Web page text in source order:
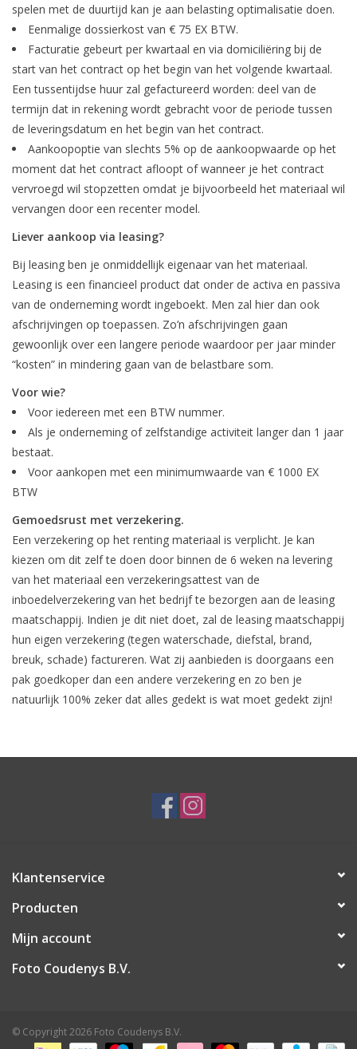
spelen met de duurtijd kan je aan belasting optimalisatie doen.
Eenmalige dossierkost van € 75 EX BTW.
Facturatie gebeurt per kwartaal en via domiciliëring bij de
start van het contract op het begin van het volgende kwartaal.
Een tussentijdse huur zal gefactureerd worden: deel van de
termijn dat in rekening wordt gebracht voor de periode tussen
de leveringsdatum en het begin van het contract.
Aankoopoptie van slechts 5% op de aankoopwaarde op het
moment dat het contract afloopt of wanneer je het contract
vervroegd wil stopzetten omdat je bijvoorbeeld het materiaal wil
vervangen door een recenter model.
Liever aankoop via leasing?
Bij leasing ben je onmiddellijk eigenaar van het materiaal.
Leasing is een financieel product dat onder de activa en passiva
van de onderneming wordt ingeboekt. Men zal hier dan ook
afschrijvingen op toepassen. Zo’n afschrijvingen gaan
gewoonlijk over een langere periode waardoor per jaar minder
“kosten” in mindering gaan van de belastbare som.
Voor wie?
Voor iedereen met een BTW nummer.
Als je onderneming of zelfstandige activiteit langer dan 1 jaar
bestaat.
Voor aankopen met een minimumwaarde van € 1000 EX
BTW
Gemoedsrust met verzekering.
Een verzekering op het renting materiaal is verplicht. Je kan
kiezen om dit zelf te doen door binnen de 6 weken na levering
van het materiaal een verzekeringsattest van de
inboedelverzekering van het bedrijf te bezorgen aan de leasing
maatschappij. Indien je dit niet doet, zal de leasing maatschappij
hun eigen verzekering (tegen waterschade, diefstal, brand,
breuk, schade) factureren. Wat zij aanbieden is doorgaans een
pak goedkoper dan een andere verzekering en zo ben je
natuurlijk 100% zeker dat alles gedekt is wat moet gedekt zijn!
Klantenservice
Producten
Mijn account
Foto Coudenys B.V.
© Copyright 2026 Foto Coudenys B.V.